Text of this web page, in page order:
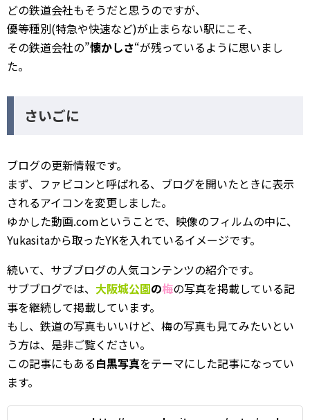
どの鉄道会社もそうだと思うのですが、
優等種別(特急や快速など)が止まらない駅にこそ、
その鉄道会社の”懐かしさ“が残っているように思いまし
た。
さいごに
ブログの更新情報です。
まず、ファビコンと呼ばれる、ブログを開いたときに表示
されるアイコンを変更しました。
ゆかした動画.comということで、映像のフィルムの中に、
Yukasitaから取ったYKを入れているイメージです。
続いて、サブブログの人気コンテンツの紹介です。
サブブログでは、 大阪城公園の梅の写真を掲載している記
事を継続して掲載しています。
もし、鉄道の写真もいいけど、梅の写真も見てみたいとい
う方は、是非ご覧ください。
この記事にもある白黒写真をテーマにした記事になってい
ます。